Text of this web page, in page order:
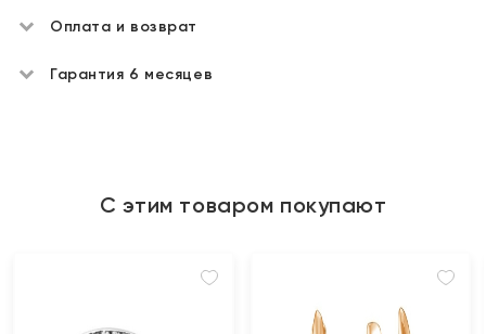
Оплата и возврат
Гарантия 6 месяцев
С этим товаром покупают